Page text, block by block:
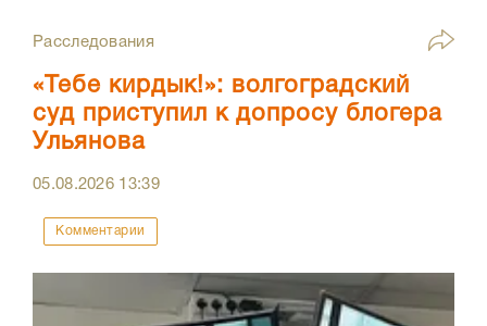
Расследования
«Тебе кирдык!»: волгоградский
суд приступил к допросу блогера
Ульянова
05.08.2026 13:39
Комментарии